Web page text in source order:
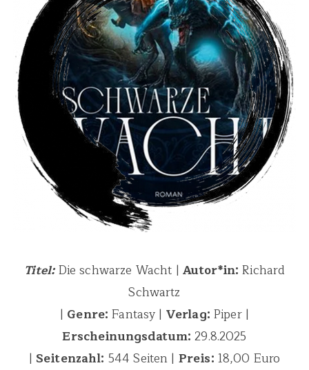
Titel:Die schwarze Wacht | Autor*in: Richard
Schwartz
| Genre: Fantasy | Verlag: Piper |
Erscheinungsdatum: 29.8.2025
| Seitenzahl: 544 Seiten | Preis: 18,00 Euro